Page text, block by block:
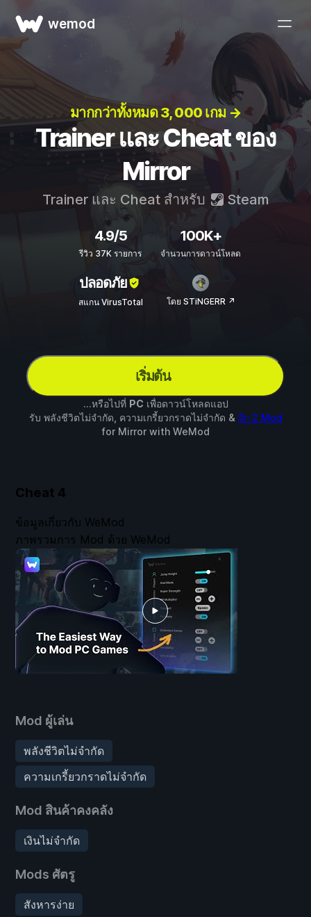
wemod
มากกว่าทั้งหมด 3, 000 เกม →
Trainer และ Cheat ของ
Mirror
Trainer และ Cheat สำหรับ Steam
4.9/5
รีวิว 37K รายการ
100K+
จำนวนการดาวน์โหลด
ปลอดภัย
สแกน VirusTotal โดย STiNGERR ↗
เริ่มต้น
...หรือไปที่ PC เพื่อดาวน์โหลดแอป
รับ พลังชีวิตไม่จำกัด, ความเกรี้ยวกราดไม่จำกัด & อีก 2 Mod
for Mirrorwith WeMod
Cheat 4
Mod ผู้เล่น
พลังชีวิตไม่จำกัด
ความเกรี้ยวกราดไม่จำกัด
Mod สินค้าคงคลัง
เงินไม่จำกัด
Mods ศัตรู
สังหารง่าย
ข้อมูลเกี่ยวกับ WeMod
ภาพรวมการ Mod ด้วย WeMod